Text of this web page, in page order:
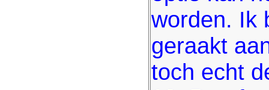
worden. Ik
geraakt
toch echt